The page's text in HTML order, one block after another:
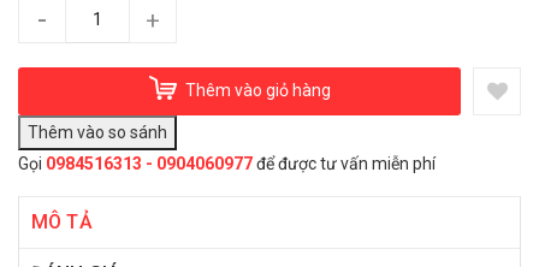
- +
Thêm vào giỏ hàng
Gọi 0984516313 - 0904060977để được tư vấn miễn phí
MÔ TẢ